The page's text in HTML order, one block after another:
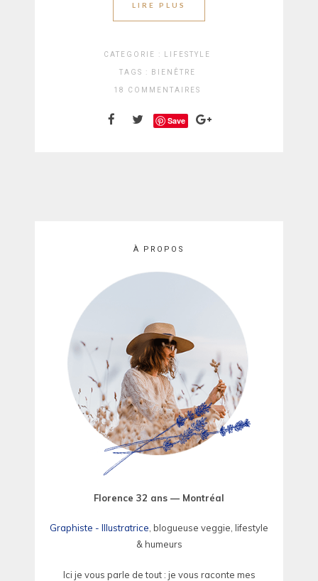
LIRE PLUS
CATEGORIE : LIFESTYLE
TAGS : BIENÊTRE
18 COMMENTAIRES
Save
À PROPOS
Florence 32 ans — Montréal
Graphiste - Illustratrice , blogueuse veggie, lifestyle
& humeurs
Ici je vous parle de tout : je vous raconte mes